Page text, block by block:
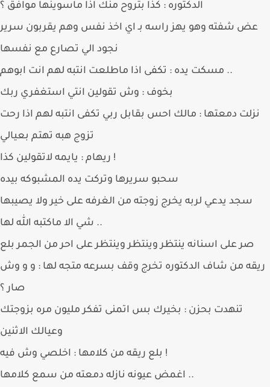
الدكتوره : كذا بتروح منك اذا ماسوينها موافق ؟
عض شفته وهو يهز راسه بـ اي اخذ نفس وهم يقربون سرير
نجود الي تصارع مع نفسها
بخوف : وش تقولين انتي استغفري ربك
نزلت دمعتها : مالك احس بقابل ربي تكفى انتبه لهم اذا رحت
تزوج هبه تهتم بعيالي
سحبو سريرها وتركت يده المشبوكه بيده
سجد يدعي لربه يخرج زوجته من الغرفه على خير ولا يصيبها
صر على اسنانه ينتظر وينتظر وينتظر على احر من الجمر بلع
من شاف الدكتوره تخرج وقف بسرعه متجه لها : و و وش
صار ؟
تنهدت بحزن : بخيرك بس اتمنى تفكر مليون مره بزوجتك
وعيالك الاثنين